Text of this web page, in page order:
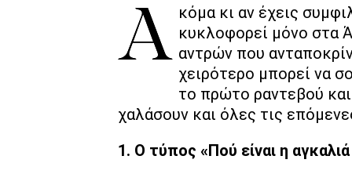
Ακόμα κι αν έχεις συμφιλιωθεί με την ιδέα ότι ο τέλειος άντρας κυκλοφορεί μόνο στα
αντρών που
χειρότερο μπορεί να
το πρώτο ραντεβού
χαλάσουν και όλες τις
1. Ο τύπος «Πού είναι η